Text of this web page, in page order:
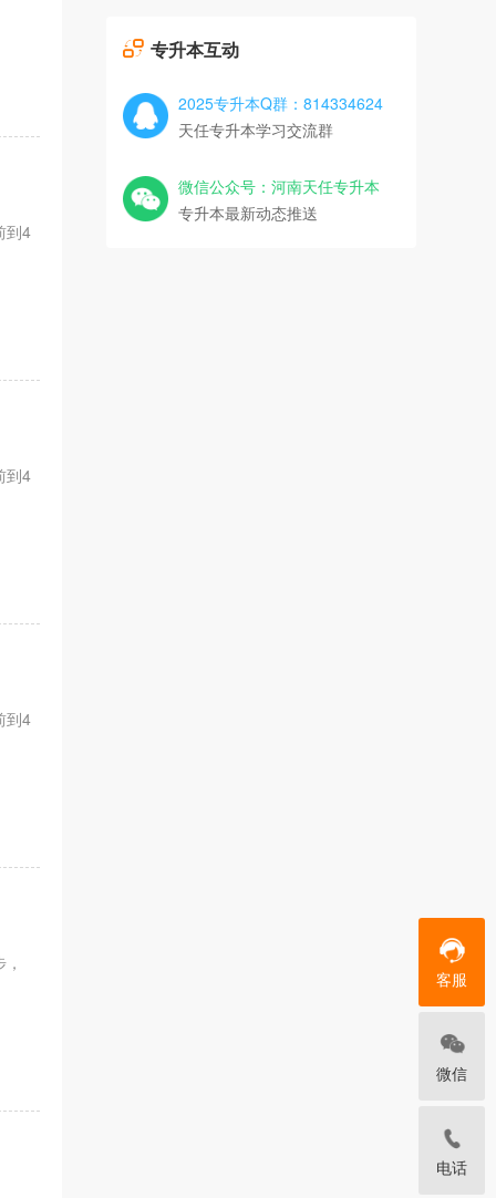
到4
到4
到4
专升本互动
2025专升本Q群：814334624
天任专升本学习交流群
微信公众号：河南天任专升本
专升本最新动态推送
客服
微信
电话